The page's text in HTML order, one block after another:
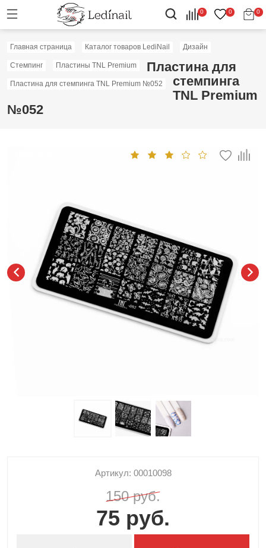
0 0 0
Главная страница Каталог товаров LediNail Дизайн
Стемпинг Пластины TNL Premium
Пластина для стемпинга TNL Premium №052
Пластина для
стемпинга
TNL Premium
№052
Артикул: 00010098
150 руб.
75 руб.